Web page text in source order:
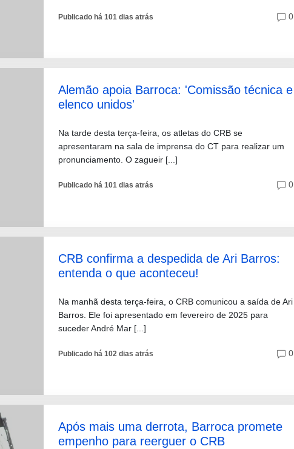
Publicado há 101 dias atrás 0
Alemão apoia Barroca: 'Comissão técnica e
elenco unidos'
Na tarde desta terça-feira, os atletas do CRB se
apresentaram na sala de imprensa do CT para realizar um
pronunciamento. O zagueir [...]
Publicado há 101 dias atrás 0
CRB confirma a despedida de Ari Barros:
entenda o que aconteceu!
Na manhã desta terça-feira, o CRB comunicou a saída de Ari
Barros. Ele foi apresentado em fevereiro de 2025 para
suceder André Mar [...]
Publicado há 102 dias atrás 0
Após mais uma derrota, Barroca promete
empenho para reerguer o CRB